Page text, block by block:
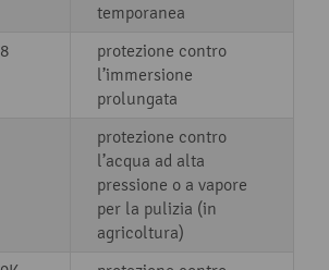
temporanea
8
protezione contro
l’immersione
prolungata
protezione contro
l’acqua ad alta
pressione o a vapore
per la pulizia (in
agricoltura)